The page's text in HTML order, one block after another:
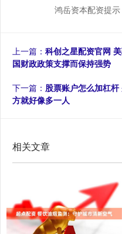
鸿岳资本配资提示
上一篇： 科创之星配资官网
国财政政策支撑而保持强势
下一篇： 股票账户怎么加杠
方就好像多一人
相关文章